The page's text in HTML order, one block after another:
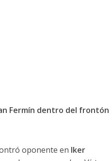
Fermín dentro del frontón
oponente en Iker